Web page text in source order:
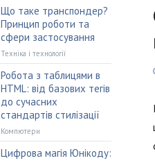
Що таке транспондер?
Принцип роботи та
сфери застосування
Техніка і технології
Робота з таблицями в
HTML: від базових тегів
до сучасних
стандартів стилізації
Компютери
Цифрова магія Юнікоду: